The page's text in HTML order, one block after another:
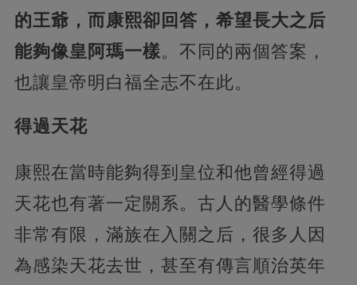
的王爺，而康熙卻回答，希望長大之后
能夠像皇阿瑪一樣。不同的兩個答案，
也讓皇帝明白福全志不在此。
得過天花
康熙在當時能夠得到皇位和他曾經得過
天花也有著一定關系。古人的醫學條件
非常有限，滿族在入關之后，很多人因
為感染天花去世，甚至有傳言順治英年